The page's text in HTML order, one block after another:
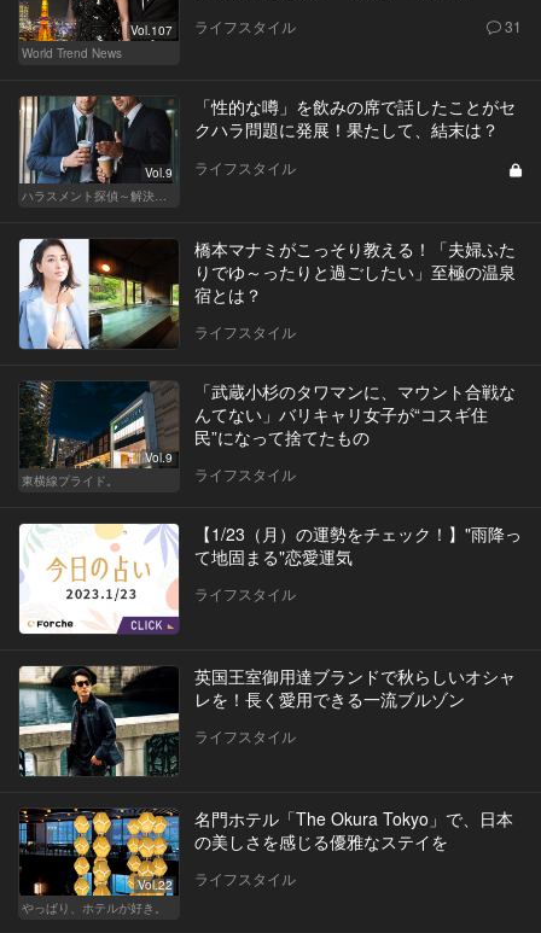
Vol.107
World Trend News
ライフスタイル 31
Vol.9
「性的な噂」を飲みの席で話したことがセ
クハラ問題に発展！果たして、結末は？
ライフスタイル
橋本マナミがこっそり教える！「夫婦ふた
りでゆ～ったりと過ごしたい」至極の温泉
宿とは？
ライフスタイル
Vol.9
東横線プライド。
「武蔵小杉のタワマンに、マウント合戦な
んてない」バリキャリ女子が“コスギ住
民”になって捨てたもの
ライフスタイル
【1/23（月）の運勢をチェック！】"雨降っ
て地固まる"恋愛運気
ライフスタイル
英国王室御用達ブランドで秋らしいオシャ
レを！長く愛用できる一流ブルゾン
ライフスタイル
Vol.22
やっぱり、ホテルが好き。
名門ホテル「The Okura Tokyo」で、日本
の美しさを感じる優雅なステイを
ライフスタイル